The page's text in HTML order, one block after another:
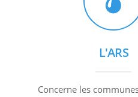
L'ARS
Concerne les